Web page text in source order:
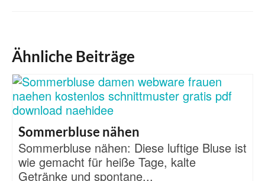
Ähnliche Beiträge
Sommerbluse nähen
Sommerbluse nähen: Diese luftige Bluse ist
wie gemacht für heiße Tage, kalte
Getränke und spontane...